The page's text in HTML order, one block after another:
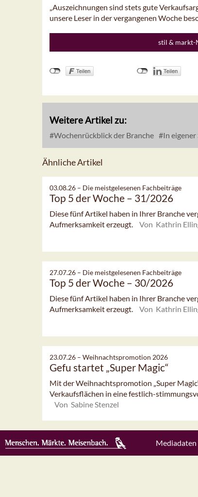
„Auszeichnungen sind stets gute
unsere Leser in der vergangenen Woche
stil & markt-
Weitere Artikel zu:
Wochenrückblick der Branche In eigener
Ähnliche Artikel
03.08.26 – Die meistgelesenen Fachbeiträge
Top 5 der Woche – 31/2026
Diese fünf Artikel haben in Ihrer Branche
Aufmerksamkeit erzeugt.
Von Kathrin
27.07.26 – Die meistgelesenen Fachbeiträge
Top 5 der Woche – 30/2026
Diese fünf Artikel haben in Ihrer Branche
Aufmerksamkeit erzeugt.
Von Kathrin
23.07.26 – Weihnachtspromotion 2026
Gefu startet „Super Magic“
Mit der Weihnachtspromotion „Super
Verkaufsflächen in eine festlich-
Von Sabine Stenzel
Mediadaten